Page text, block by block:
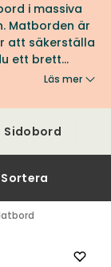
i massiva
Matborden är
att säkerställa
ett brett
att välja
Se fler
Möbler.
Läs mer
Sidobord
Sortera